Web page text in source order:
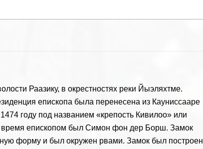
Раазику, в окрестностях реки Йыэляхтме.
епископа была перенесена из Кауниссааре
году под названием «крепость Кивилоо» или
время епископом был Симон фон дер Борш. Замок
форму и был окружен рвами. Замок был построен